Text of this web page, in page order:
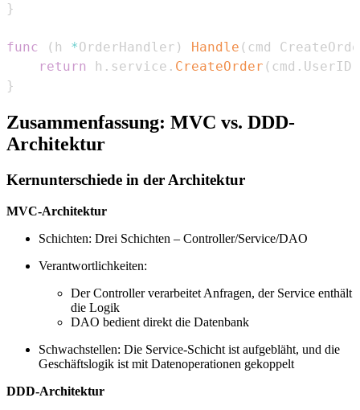
}
func ( h *OrderHandler ) Handle ( cmd
return
h . service . CreateOrder ( cmd . UserID
}
Zusammenfassung: MVC vs. DDD-
Architektur
Kernunterschiede in der Architektur
MVC-Architektur
Schichten: Drei Schichten – Controller/Service/DAO
Verantwortlichkeiten:
Der Controller verarbeitet Anfragen, der Service enthält
die Logik
DAO bedient direkt die Datenbank
Schwachstellen: Die Service-Schicht ist aufgebläht, und die
Geschäftslogik ist mit Datenoperationen gekoppelt
DDD-Architektur